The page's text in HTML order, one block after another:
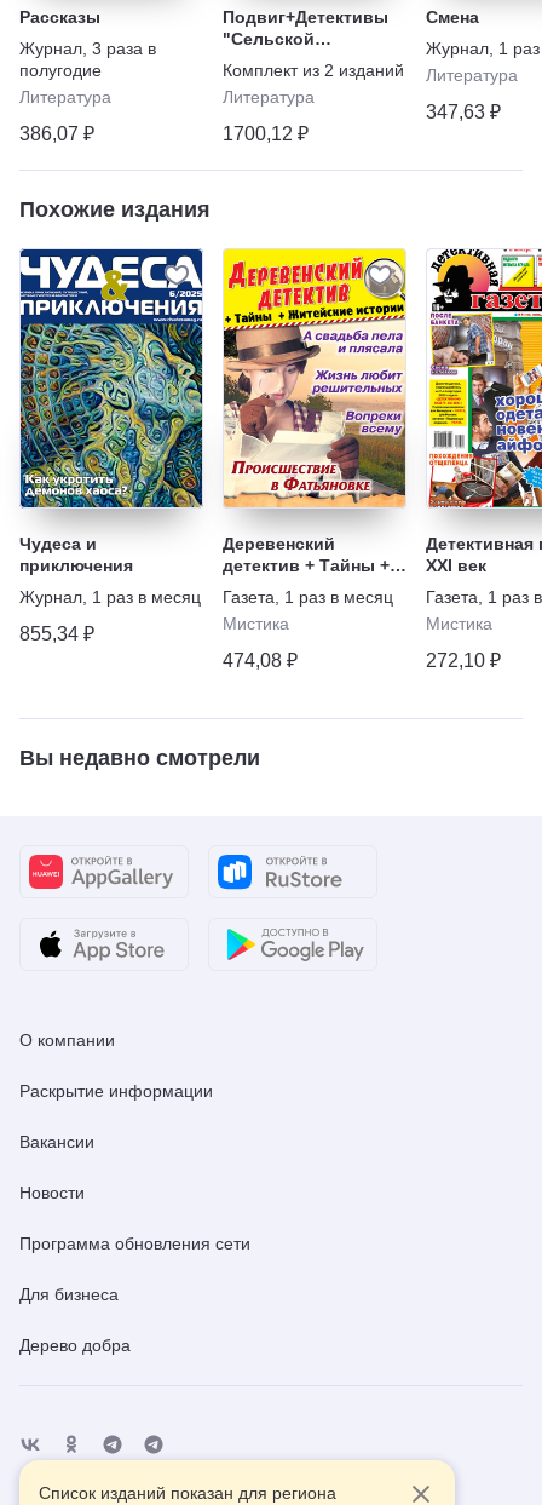
Рассказы
Журнал 3 раза в
полугодие
Литература
386,07 ₽
Подвиг+Детективы
"Сельской
молодёжи"
Комплект из 2 изданий
Литература
1700,12 ₽
Смена
Журнал 1
Литература
347,63 ₽
Похожие издания
Чудеса и
приключения
Журнал 1 раз в месяц
855,34 ₽
Деревенский
детектив + Тайны +
Житейские истории
Газета
1 раз в месяц
Мистика
474,08 ₽
Детективная
XXI век
Газета
1 раз
Мистика
272,10 ₽
Вы недавно смотрели
О компании
Раскрытие информации
Вакансии
Новости
Программа обновления сети
Для бизнеса
Дерево добра
Список изданий показан для региона